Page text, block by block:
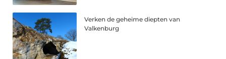
Verken de geheime diepten van
Valkenburg